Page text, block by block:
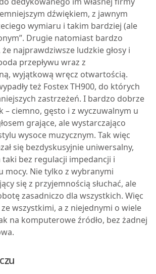
dźwiękiem, z jawnym
wymiaru i takim bardziej (ale
Drugie natomiast bardzo
najprawdziwsze ludzkie głosy i
przepływu wraz z
wyjątkową wręcz otwartością.
też Fostex TH900, do których
zastrzeżeń. I bardzo dobrze
– ciemno, gęsto i z wyczuwalnym u
grające, ale wystarczająco
wysoce muzycznym. Tak więc
się bezdyskusyjnie uniwersalny,
taki bez regulacji impedancji i
mocy. Nie tylko z wybranymi
się z przyjemnością słuchać, ale
zasadniczo dla wszystkich. Więc
wszystkimi, a z niejednymi o wiele
na komputerowe źródło, bez żadnej